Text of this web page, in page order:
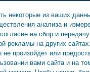
О ЗДОРОВЬЕ
некоторые из ваших
анализа и
на сбор и
рекламы на других
произойдет или
вами сайта и на